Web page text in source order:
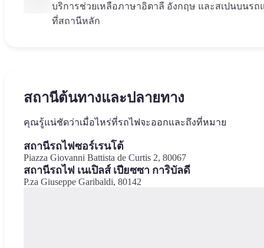
บริการช่วยเหลือภาษาอิตาลี อังกฤษ และสเปนบนรถ
ที่สถานีหลัก
สถานีต้นทางและปลายทาง
คุณรู้แน่ชัดว่าเมื่อไหร่ที่รถไฟจะออกและถึงที่หมาย
สถานีรถไฟซอร์เรนโต้
Piazza Giovanni Battista de Curtis 2, 80067
สถานีรถไฟ เนเปิลส์ เปียซซา การิบัลดี
P.za Giuseppe Garibaldi, 80142